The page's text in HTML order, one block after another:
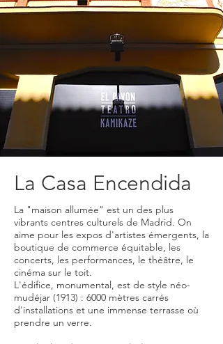
La Casa Encendida
La "maison allumée" est un des plus
vibrants centres culturels de Madrid. On
aime pour les expos d'artistes émergents, la
boutique de commerce équitable, les
concerts, les performances, le théâtre, le
cinéma sur le toit.
L'édifice, monumental, est de style néo-
mudéjar (1913) : 6000 mètres carrés
d'installations et une immense terrasse où
prendre un verre.